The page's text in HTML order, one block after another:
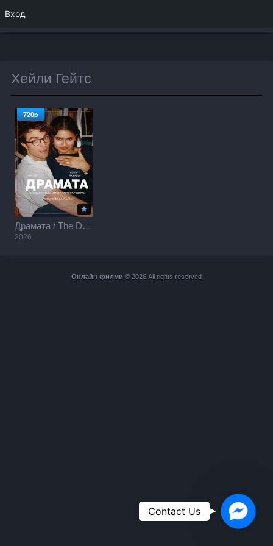
Хейли Гейтс
Драмата / The Drama (2026)
2026
720p
Онлайн филми © 2026 All rights reserved
Вход
Contact Us